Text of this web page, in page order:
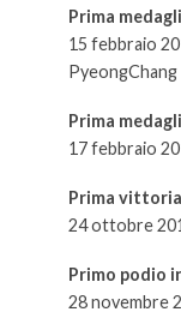
Prima
15 febbraio
PyeongChang
Prima
17 febbraio
Prima
24 ottobre
Primo podio
28 novembre